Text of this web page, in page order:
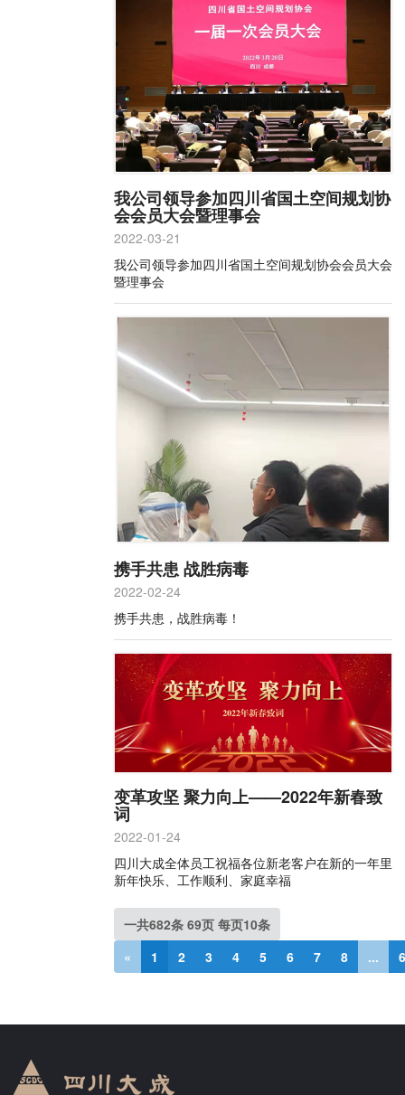
我公司领导参加四川省国土空间规划协
会会员大会暨理事会
2022-03-21
我公司领导参加四川省国土空间规划协会会员大会
暨理事会
携手共患 战胜病毒
2022-02-24
携手共患，战胜病毒！
变革攻坚 聚力向上——2022年新春致
词
2022-01-24
四川大成全体员工祝福各位新老客户在新的一年里
新年快乐、工作顺利、家庭幸福
一共682条 69页 每页10条
«
1 2 3 4 5 6 7 8 ...